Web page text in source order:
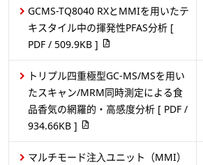
GCMS-TQ8040 RXとMMIを用いたテ
キスタイル中の揮発性PFAS分析 [
PDF / 509.9KB ]
トリプル四重極型GC-MS/MSを用い
たスキャン/MRM同時測定による食
品香気の網羅的・高感度分析 [ PDF /
934.66KB ]
マルチモード注⼊ユニット（MMI）